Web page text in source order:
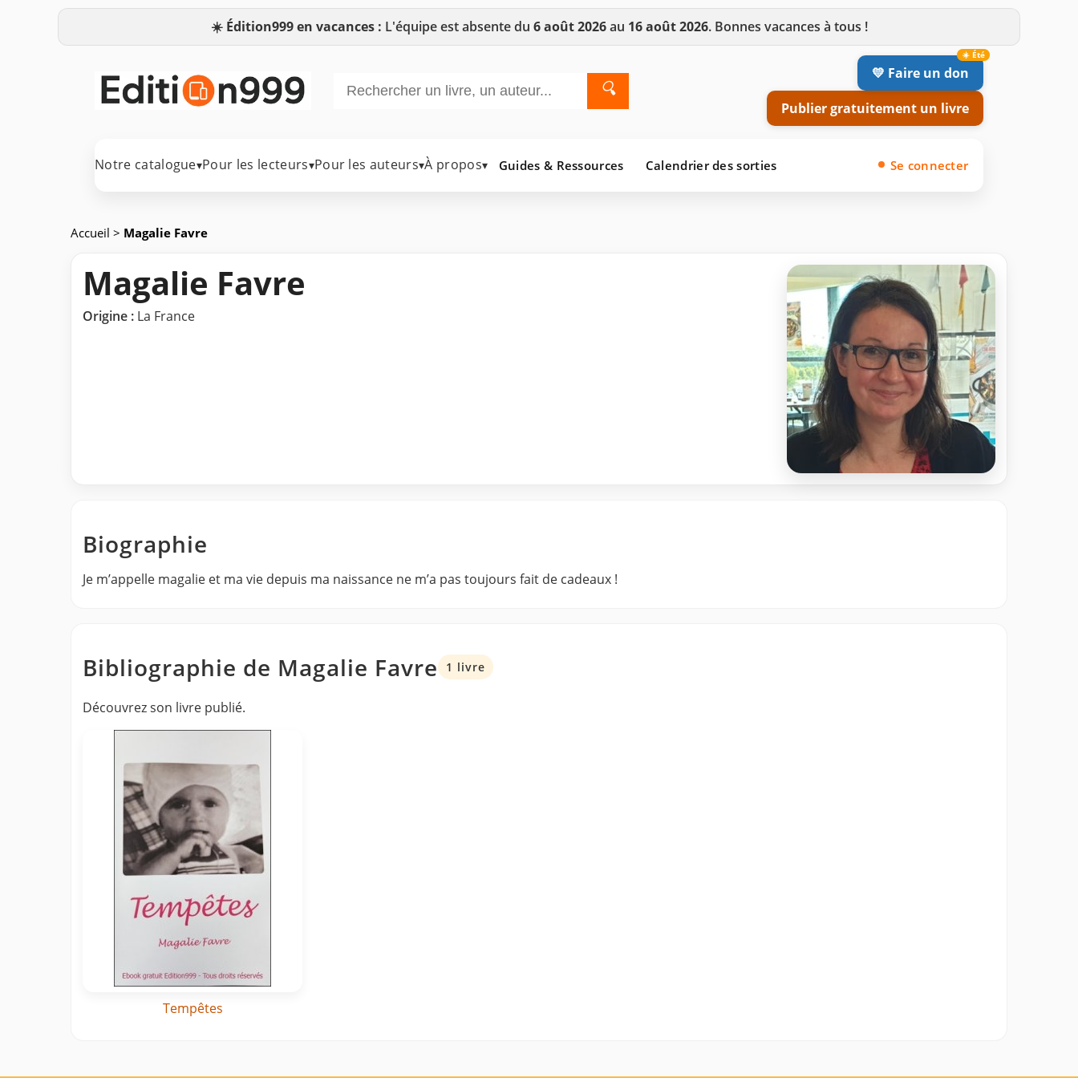
☀️ Édition999 en vacances : L'équipe est absente du 6 août 2026au 16 août 2026. Bonnes vacances à tous !
🔍
💛 Faire un don
Publier gratuitement un livre
Notre catalogue▾Pour les lecteurs▾Pour les auteurs▾À propos▾ Guides & Ressources Calendrier des sorties Se connecter
Accueil > Magalie Favre
Magalie Favre
Origine : La France
Biographie
Je m’appelle magalie et ma vie depuis ma naissance ne m’a pas toujours fait de cadeaux !
Bibliographie de Magalie Favre 1 livre
Découvrez son livre publié.
Tempêtes